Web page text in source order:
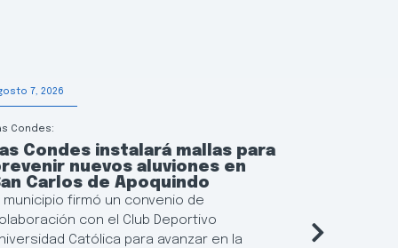
7, 2026
Condes:
Condes instalará mallas para
nuevos aluviones en
Carlos de Apoquindo
municipio firmó un convenio de
con el Club Deportivo
Católica para avanzar en la